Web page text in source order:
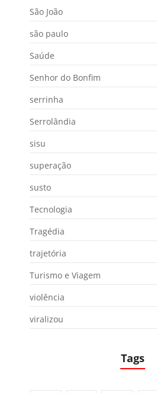
São João
são paulo
Saúde
Senhor do Bonfim
serrinha
Serrolândia
sisu
superação
susto
Tecnologia
Tragédia
trajetória
Turismo e Viagem
violência
viralizou
Tags